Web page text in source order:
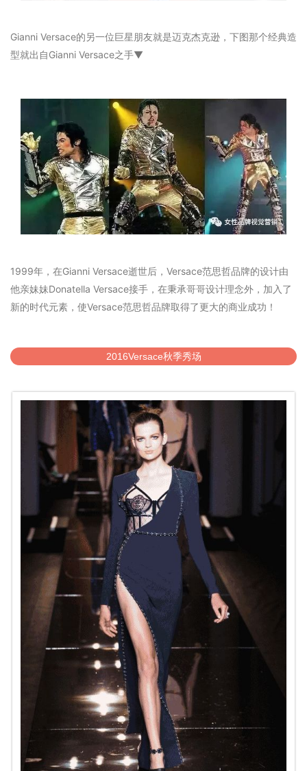
Gianni Versace的另一位巨星朋友就是迈克杰克逊，下图那个经典造
型就出自Gianni Versace之手▼
1999年，在Gianni Versace逝世后，Versace范思哲品牌的设计由
他亲妹妹Donatella Versace接手，在秉承哥哥设计理念外，加入了
新的时代元素，使Versace范思哲品牌取得了更大的商业成功！
2016Versace秋季秀场